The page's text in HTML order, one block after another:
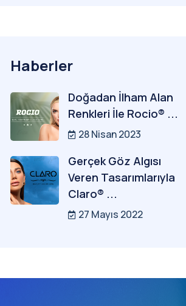
Haberler
Doğadan İlham Alan
Renkleri İle Rocio® ...
28 Nisan 2023
Gerçek Göz Algısı
Veren Tasarımlarıyla
Claro® ...
27 Mayıs 2022